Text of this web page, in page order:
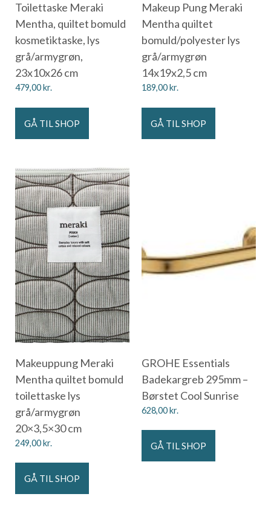
Toilettaske Meraki
Mentha, quiltet bomuld
kosmetiktaske, lys
grå/armygrøn,
23x10x26 cm
479,00kr.
GÅ TIL SHOP
Makeup Pung Meraki
Mentha quiltet
bomuld/polyester lys
grå/armygrøn
14x19x2,5 cm
189,00kr.
GÅ TIL SHOP
Makeuppung Meraki
Mentha quiltet bomuld
toilettaske lys
grå/armygrøn
20×3,5×30 cm
249,00kr.
GÅ TIL SHOP
GROHE Essentials
Badekargreb 295mm –
Børstet Cool Sunrise
628,00kr.
GÅ TIL SHOP